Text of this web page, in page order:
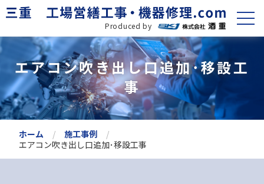
Produced by
エアコン吹き出し口追加･移設工
事
ホーム
施工事例
エアコン吹き出し口追加･移設工事